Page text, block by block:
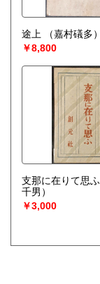
途上
（嘉村礒多）
￥8,800
支那に在りて思ふ
千男）
￥3,000